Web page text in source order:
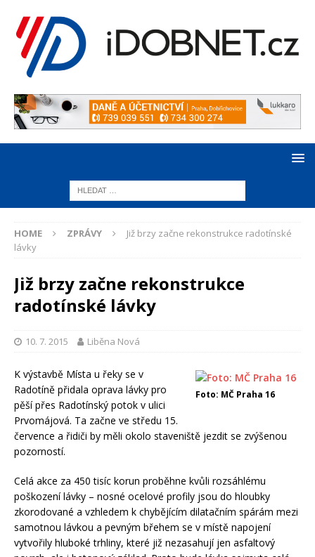
HOME ZPRÁVY
Již brzy začne rekonstrukce radotínské
lávky
Již brzy začne rekonstrukce
radotínské lávky
10. 7. 2015 Liběna Nová
Foto: MČ Praha 16
K výstavbě Místa u řeky se v
Radotíně přidala oprava lávky pro
pěší přes Radotínský potok v ulici
Prvomájová. Ta začne ve středu 15.
července a řidiči by měli okolo staveniště jezdit se zvýšenou
pozorností.
Celá akce za 450 tisíc korun proběhne kvůli rozsáhlému
poškození lávky – nosné ocelové profily jsou do hloubky
zkorodované a vzhledem k chybějícím dilatačním spárám mezi
samotnou lávkou a pevným břehem se v místě napojení
vytvořily hluboké trhliny, které již nezasahují jen asfaltový